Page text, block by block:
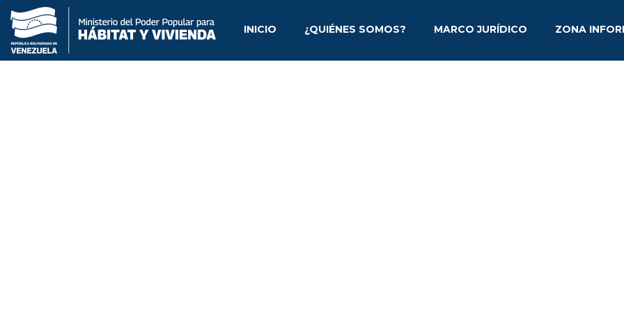
INICIO ¿QUIÉNES SOMOS? MARCO JURÍDICO ZONA